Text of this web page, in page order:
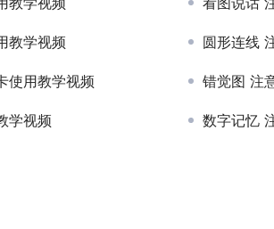
教学视频 圆形连线
使用教学视频 错觉图 注
学视频 数字记忆